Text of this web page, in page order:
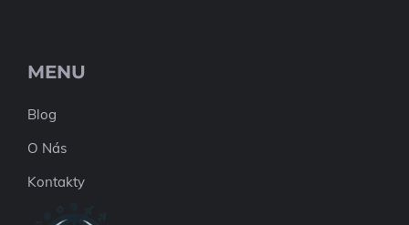
MENU
Blog
O Nás
Kontakty